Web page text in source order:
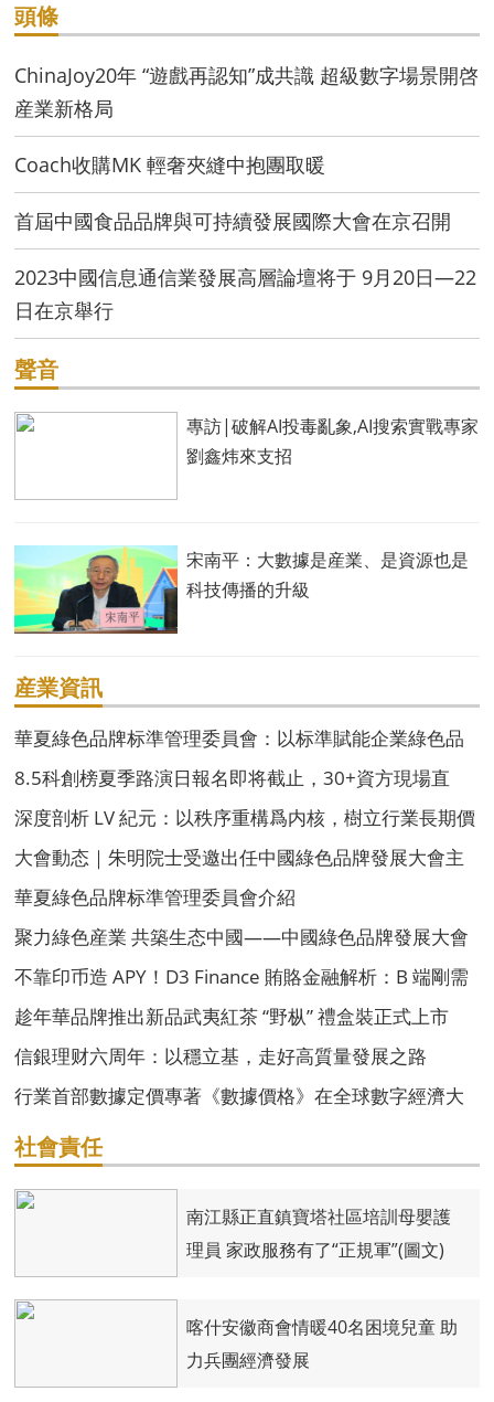
頭條
ChinaJoy20年 “遊戲再認知”成共識 超級數字場景開啓
産業新格局
Coach收購MK 輕奢夾縫中抱團取暖
首屆中國食品品牌與可持續發展國際大會在京召開
2023中國信息通信業發展高層論壇将于 9月20日—22
日在京舉行
聲音
專訪|破解AI投毒亂象,AI搜索實戰專家
劉鑫炜來支招
宋南平：大數據是産業、是資源也是
科技傳播的升級
産業資訊
華夏綠色品牌标準管理委員會：以标準賦能企業綠色品
牌高質量發展
8.5科創榜夏季路演日報名即将截止，30+資方現場直
投！
深度剖析 LV 紀元：以秩序重構爲内核，樹立行業長期價
值發展新标杆
大會動态｜朱明院士受邀出任中國綠色品牌發展大會主
席團主席
華夏綠色品牌标準管理委員會介紹
聚力綠色産業 共築生态中國——中國綠色品牌發展大會
組委會介紹
不靠印币造 APY！D3 Finance 賄賂金融解析：B 端剛需
支撐永續收益
趁年華品牌推出新品武夷紅茶 “野枞” 禮盒裝正式上市
信銀理财六周年：以穩立基，走好高質量發展之路
行業首部數據定價專著《數據價格》在全球數字經濟大
會首發
社會責任
南江縣正直鎮寶塔社區培訓母嬰護
理員 家政服務有了“正規軍”(圖文)
喀什安徽商會情暖40名困境兒童 助
力兵團經濟發展